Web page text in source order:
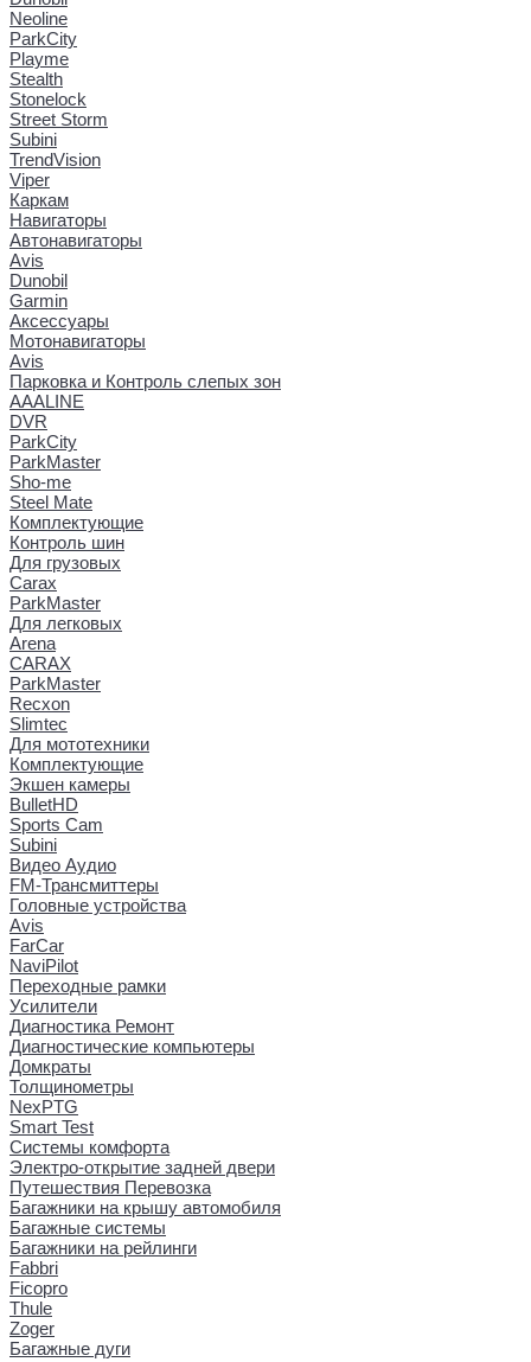
Neoline
ParkCity
Playme
Stealth
Stonelock
Street Storm
Subini
TrendVision
Viper
Каркам
Навигаторы
Автонавигаторы
Avis
Dunobil
Garmin
Аксессуары
Мотонавигаторы
Avis
Парковка и Контроль слепых зон
AAALINE
DVR
ParkCity
ParkMaster
Sho-me
Steel Mate
Комплектующие
Контроль шин
Для грузовых
Carax
ParkMaster
Для легковых
Arena
CARAX
ParkMaster
Recxon
Slimtec
Для мототехники
Комплектующие
Экшен камеры
BulletHD
Sports Cam
Subini
Видео Аудио
FM-Трансмиттеры
Головные устройства
Avis
FarCar
NaviPilot
Переходные рамки
Усилители
Диагностика Ремонт
Диагностические компьютеры
Домкраты
Толщинометры
NexPTG
Smart Test
Системы комфорта
Электро-открытие задней двери
Путешествия Перевозка
Багажники на крышу автомобиля
Багажные системы
Багажники на рейлинги
Fabbri
Ficopro
Thule
Zoger
Багажные дуги